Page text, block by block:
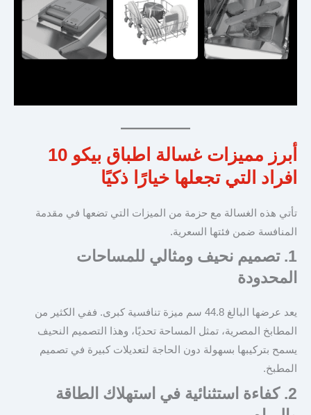
أبرز مميزات غسالة اطباق بيكو 10
افراد التي تجعلها خيارًا ذكيًا
تأتي هذه الغسالة مع حزمة من الميزات التي تضعها في مقدمة
المنافسة ضمن فئتها السعرية.
1. تصميم نحيف ومثالي للمساحات
المحدودة
يعد عرضها البالغ 44.8 سم ميزة تنافسية كبرى. ففي الكثير من
المطابخ المصرية، تمثل المساحة تحديًا، وهذا التصميم النحيف
يسمح بتركيبها بسهولة دون الحاجة لتعديلات كبيرة في تصميم
المطبخ.
2. كفاءة استثنائية في استهلاك الطاقة